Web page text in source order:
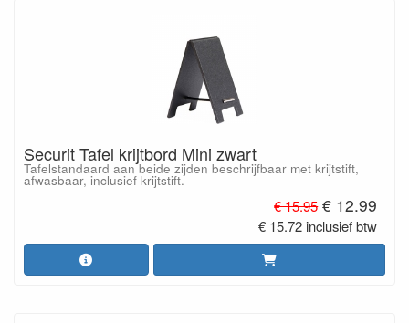
Securit Tafel krijtbord Mini zwart
Tafelstandaard aan beide zijden beschrijfbaar met krijtstift,
afwasbaar, inclusief krijtstift.
€ 15.95 € 12.99
€ 15.72 inclusief btw